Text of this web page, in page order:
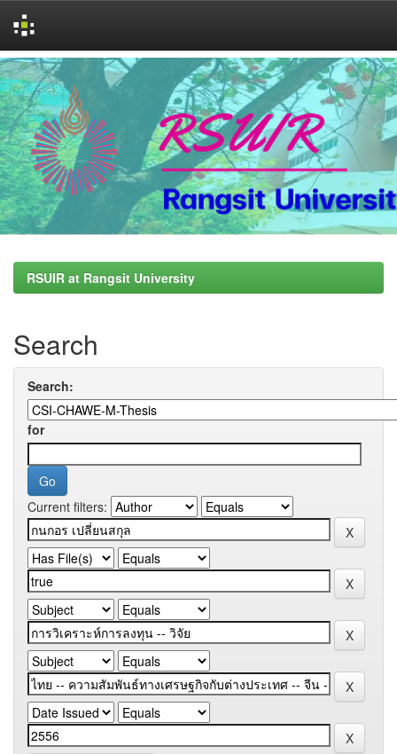
Skip
navigation
RSUIR at Rangsit University
Search
Search:
for
Current filters: